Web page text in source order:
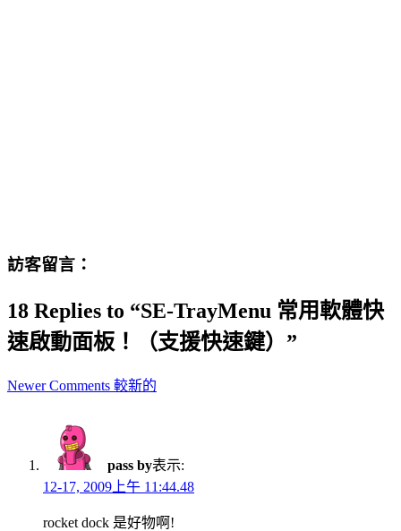
訪客留言：
18 Replies to “SE-TrayMenu 常用軟體快
速啟動面板！（支援快速鍵）”
Comment
Newer Comments 較新的
pass by表示:
12-17, 2009上午 11:44.48
rocket dock 是好物啊!